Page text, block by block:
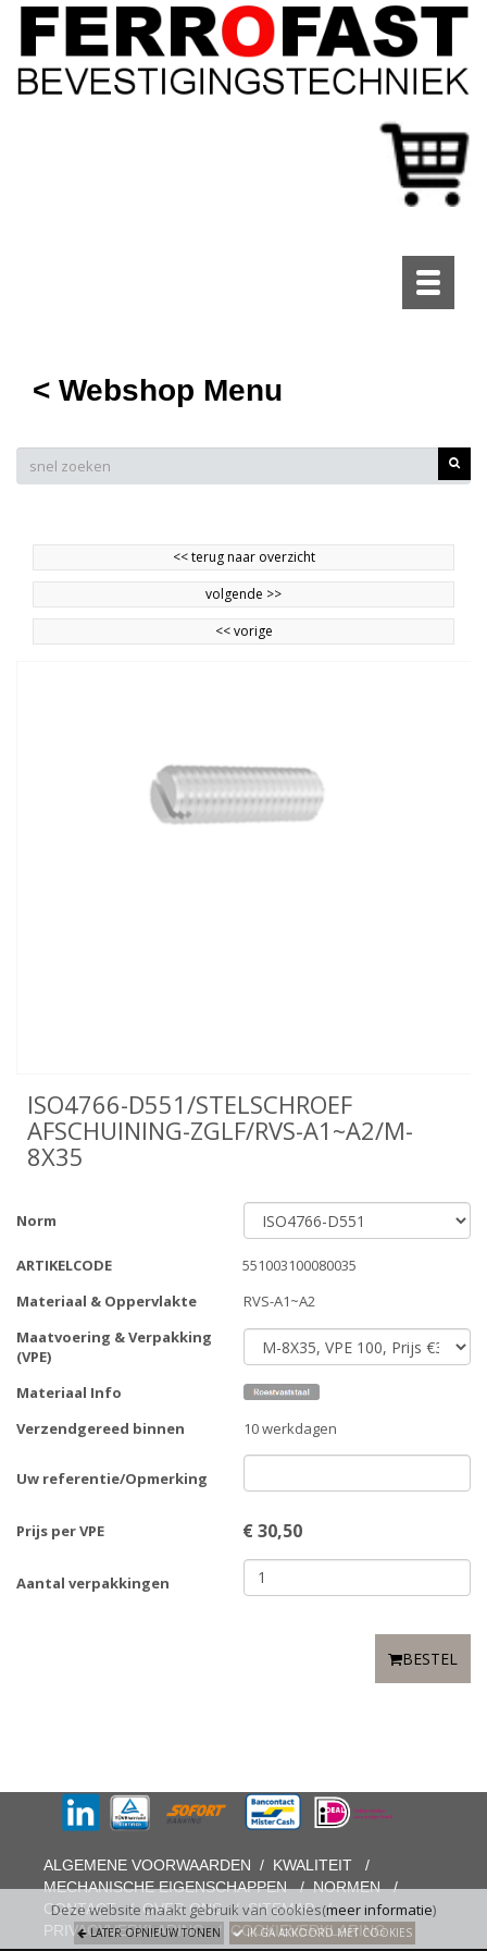
Toggle
< Webshop Menu
<<terug naar overzicht
volgende >>
<<vorige
ISO4766-D551/STELSCHROEF
AFSCHUINING-ZGLF/RVS-A1~A2/M-
8X35
Norm
ARTIKELCODE
551003100080035
Materiaal & Oppervlakte
RVS-A1~A2
Maatvoering & Verpakking
(VPE)
Materiaal Info
Verzendgereed binnen
10 werkdagen
Uw referentie/Opmerking
Prijs per VPE €30,50
Aantal verpakkingen
BESTEL
Deze website maakt gebruik van cookies(meer informatie)
LATER OPNIEUW TONEN IK GA AKKOORD MET COOKIES
ALGEMENE VOORWAARDEN / KWALITEIT
/
MECHANISCHE EIGENSCHAPPEN/NORMEN/
CONTACT/OVER ONS/SITEMAP/
PRIVACYVERKLARING/ COOKIEVERKLARING